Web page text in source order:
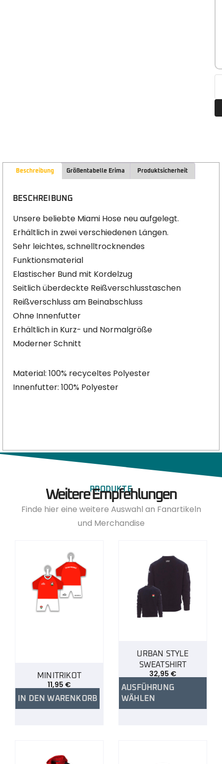
Beschreibung Größentabelle Erima Produktsicherheit
BESCHREIBUNG
Unsere beliebte Miami Hose neu aufgelegt.
Erhältlich in zwei verschiedenen Längen.
Sehr leichtes, schnelltrocknendes
Funktionsmaterial
Elastischer Bund mit Kordelzug
Seitlich überdeckte Reißverschlusstaschen
Reißverschluss am Beinabschluss
Ohne Innenfutter
Erhältlich in Kurz- und Normalgröße
Moderner Schnitt
Material: 100% recyceltes Polyester
Innenfutter: 100% Polyester
PRODUKTE
Weitere Empfehlungen
Finde hier eine weitere Auswahl an Fanartikeln
und Merchandise
MINITRIKOT
11,95 €
IN DEN WARENKORB
URBAN STYLE
SWEATSHIRT
32,95 €
AUSFÜHRUNG
WÄHLEN